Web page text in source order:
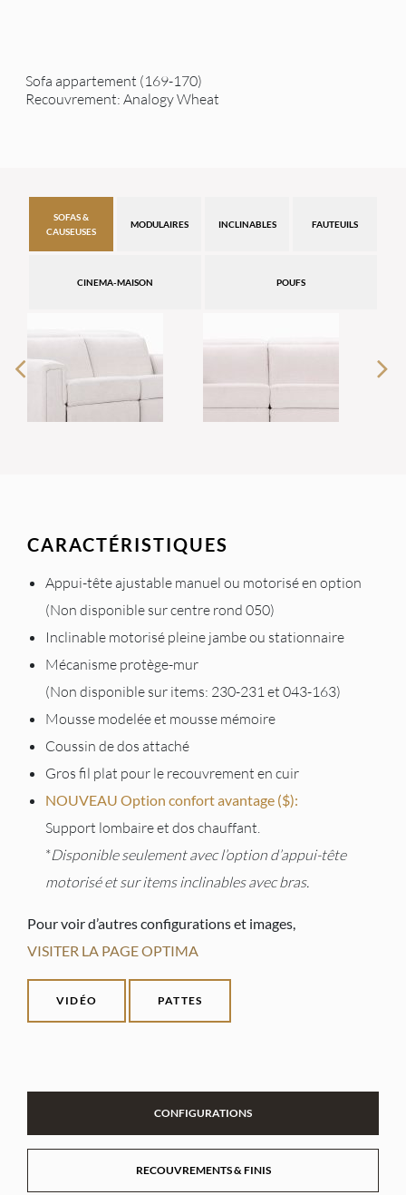
Sofa appartement (169-170)
Recouvrement: Analogy Wheat
SOFAS &
CAUSEUSES
MODULAIRES INCLINABLES FAUTEUILS
CINEMA-MAISON POUFS
CARACTÉRISTIQUES
Appui-tête ajustable manuel ou motorisé en option
(Non disponible sur centre rond 050)
Inclinable motorisé pleine jambe ou stationnaire
Mécanisme protège-mur
(Non disponible sur items: 230-231 et 043-163)
Mousse modelée et mousse mémoire
Coussin de dos attaché
Gros fil plat pour le recouvrement en cuir
NOUVEAU Option confort avantage ($):
Support lombaire et dos chauffant.
*Disponible seulement avec l’option d’appui-tête
motorisé et sur items inclinables avec bras.
Pour voir d’autres configurations et images,
VISITER LA PAGE OPTIMA
VIDÉO PATTES
CONFIGURATIONS
RECOUVREMENTS & FINIS